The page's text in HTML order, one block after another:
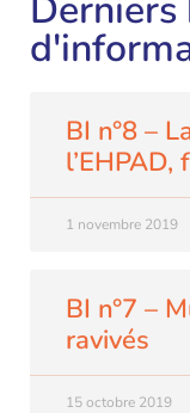
BI n°8 –
1 novembre 2019
BI n°7 –
ravivés
15 octobre 2019